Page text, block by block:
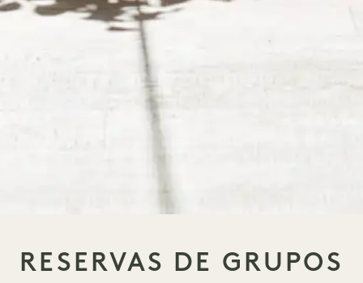
RESERVAS DE GRUPOS